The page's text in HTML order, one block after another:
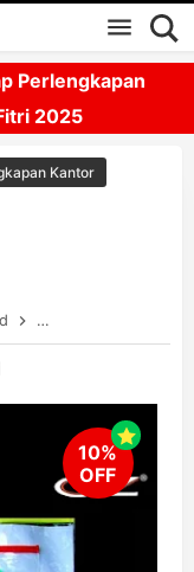
Perlengkapan
2025
Kantor
Perlengkapan Kantor